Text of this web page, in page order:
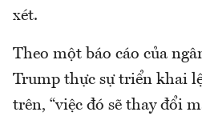
xét.
Theo một báo cáo của
Trump thực sự triển khai
trên, “việc đó sẽ thay đổi